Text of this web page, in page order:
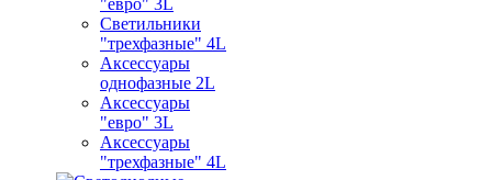
"евро" 3L
Светильники
"трехфазные" 4L
Аксессуары
однофазные 2L
Аксессуары
"евро" 3L
Аксессуары
"трехфазные" 4L